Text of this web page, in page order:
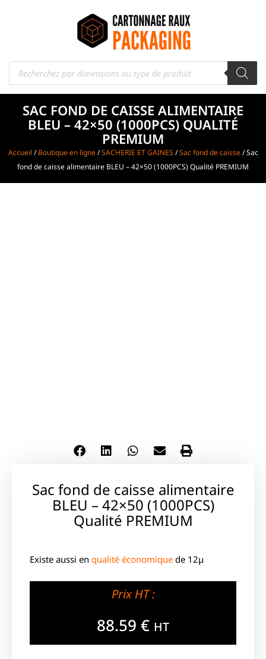
SAC FOND DE CAISSE ALIMENTAIRE
BLEU – 42×50 (1000PCS) QUALITÉ
PREMIUM
Accueil /Boutique en ligne/SACHERIE ET GAINES /Sac fond de caisse/ Sac
fond de caisse alimentaire BLEU – 42×50 (1000PCS) Qualité PREMIUM
Sac fond de caisse alimentaire
BLEU – 42×50 (1000PCS)
Qualité PREMIUM
Existe aussi en qualité économique de 12µ
Prix HT :
88.59 € HT